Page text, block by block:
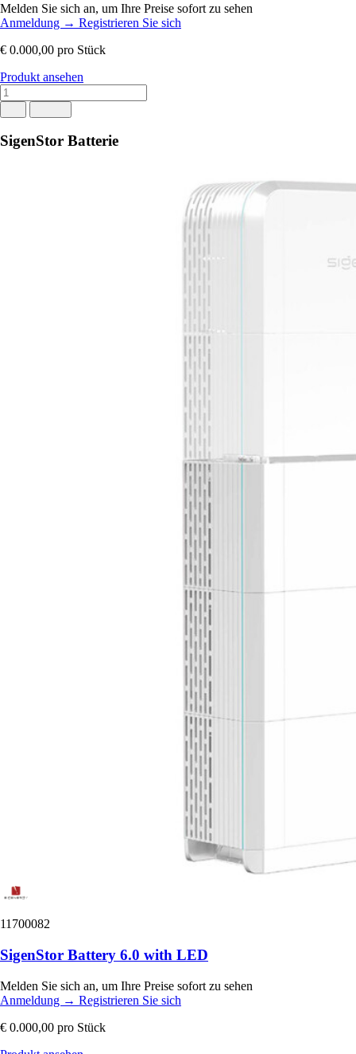
Melden Sie sich an, um Ihre Preise sofort zu sehen
Anmeldung → Registrieren Sie sich
€ 0.000,00 pro Stück
Produkt ansehen
SigenStor Batterie
11700082
SigenStor Battery 6.0 with LED
Melden Sie sich an, um Ihre Preise sofort zu sehen
Anmeldung → Registrieren Sie sich
€ 0.000,00 pro Stück